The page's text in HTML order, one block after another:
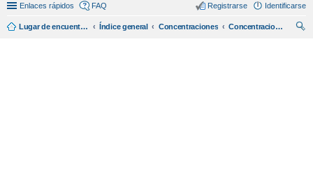
Enlaces rápidos FAQ Identificarse
Registrarse
Lugar de encuentro en español de amantes del miata/mx5. Índice general Concentraciones
Concentraciones